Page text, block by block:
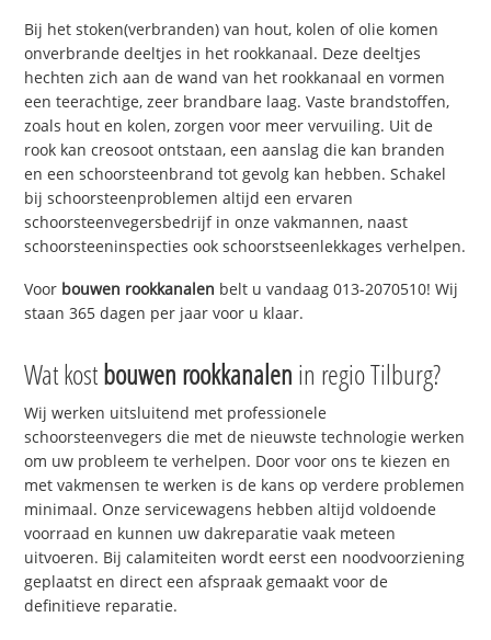
Bij het stoken(verbranden) van hout, kolen of olie komen
onverbrande deeltjes in het rookkanaal. Deze deeltjes
hechten zich aan de wand van het rookkanaal en vormen
een teerachtige, zeer brandbare laag. Vaste brandstoffen,
zoals hout en kolen, zorgen voor meer vervuiling. Uit de
rook kan creosoot ontstaan, een aanslag die kan branden
en een schoorsteenbrand tot gevolg kan hebben. Schakel
bij schoorsteenproblemen altijd een ervaren
schoorsteenvegersbedrijf in onze vakmannen, naast
schoorsteeninspecties ook schoorstseenlekkages verhelpen.
Voor bouwen rookkanalen belt u vandaag 013-2070510! Wij
staan 365 dagen per jaar voor u klaar.
Wat kostbouwen rookkanalen in regio Tilburg?
Wij werken uitsluitend met professionele
schoorsteenvegers die met de nieuwste technologie werken
om uw probleem te verhelpen. Door voor ons te kiezen en
met vakmensen te werken is de kans op verdere problemen
minimaal. Onze servicewagens hebben altijd voldoende
voorraad en kunnen uw dakreparatie vaak meteen
uitvoeren. Bij calamiteiten wordt eerst een noodvoorziening
geplaatst en direct een afspraak gemaakt voor de
definitieve reparatie.